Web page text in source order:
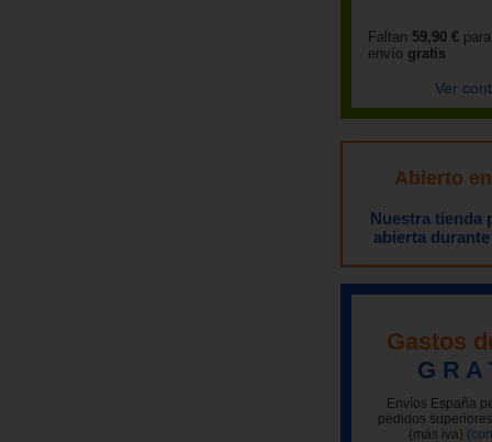
Faltan 59,90 €
envío gratis
Ver
Abierto
Nuestra tienda
abierta
Gastos
G R A
Envíos España
pedidos
(más iva)